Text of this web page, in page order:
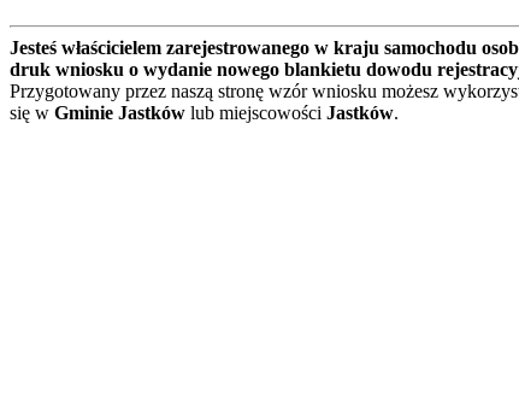
Jesteś właścicielem zarejestrowanego w kraju samochodu
druk wniosku o wydanie nowego blankietu dowodu
Przygotowany przez naszą stronę wzór wniosku możesz
się w Gminie Jastków lub miejscowości Jastków.